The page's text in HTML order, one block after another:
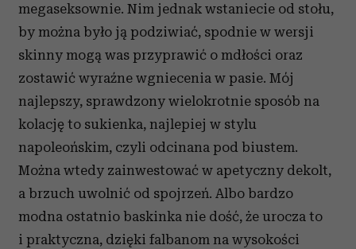
megaseksownie. Nim jednak wstaniecie od stołu,
by można było ją podziwiać, spodnie w wersji
skinny mogą was przyprawić o mdłości oraz
zostawić wyraźne wgniecenia w pasie. Mój
najlepszy, sprawdzony wielokrotnie sposób na
kolację to sukienka, najlepiej w stylu
napoleońskim, czyli odcinana pod biustem.
Można wtedy zainwestować w apetyczny dekolt,
a brzuch uwolnić od spojrzeń. Albo bardzo
modna ostatnio baskinka nie dość, że urocza to
i praktyczna, dzięki falbanom na wysokości